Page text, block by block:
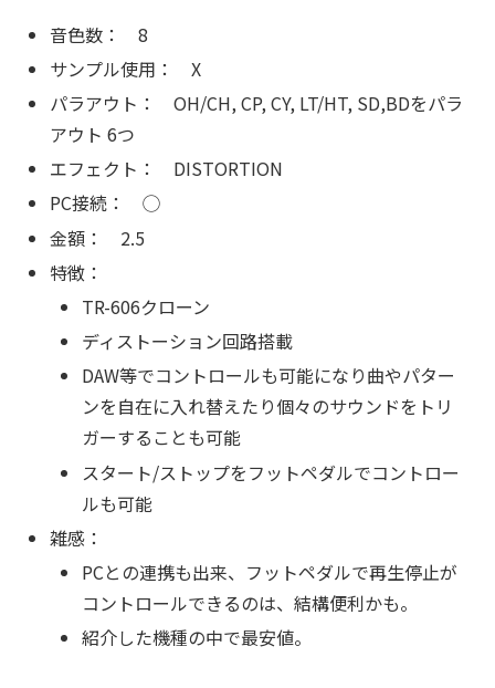
音色数： 8
サンプル使用： X
パラアウト： OH/CH, CP, CY, LT/HT, SD,BDをパラ
アウト 6つ
エフェクト： DISTORTION
PC接続： ◯
金額： 2.5
特徴：
TR-606クローン
ディストーション回路搭載
DAW等でコントロールも可能になり曲やパター
ンを自在に入れ替えたり個々のサウンドをトリ
ガーすることも可能
スタート/ストップをフットペダルでコントロー
ルも可能
雑感：
PCとの連携も出来、フットペダルで再生停止が
コントロールできるのは、結構便利かも。
紹介した機種の中で最安値。